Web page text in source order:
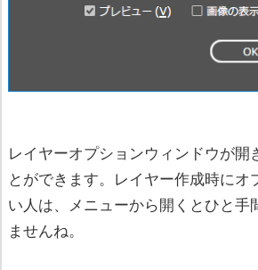
レイヤーオプションウィンドウが開
とができます。レイヤー作成時にオ
い人は、メニューから開くとひと手
ませんね。